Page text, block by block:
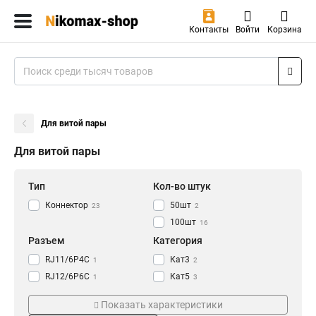
Контакты Войти Корзина
Для витой пары
Для витой пары
Тип
Коннектор 23
Кол-во штук
50шт 2
100шт 16
Разъем
RJ11/6P4C 1
RJ12/6P6C 1
RJ45 2
Телефонный 2
Категория
Кат3 2
Кат5 3
Кат6 5
Кат5е 11
Показать характеристики